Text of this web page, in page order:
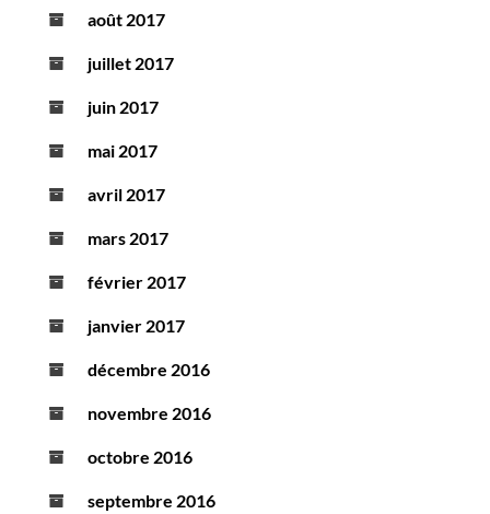
août 2017
juillet 2017
juin 2017
mai 2017
avril 2017
mars 2017
février 2017
janvier 2017
décembre 2016
novembre 2016
octobre 2016
septembre 2016